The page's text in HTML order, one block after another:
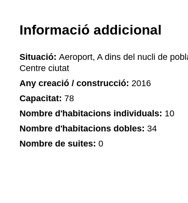
Informació addicional
Situació: Aeroport, A dins del nucli de
Centre ciutat
Any creació / construcció: 2016
Capacitat: 78
Nombre d'habitacions individuals: 10
Nombre d'habitacions dobles: 34
Nombre de suites: 0